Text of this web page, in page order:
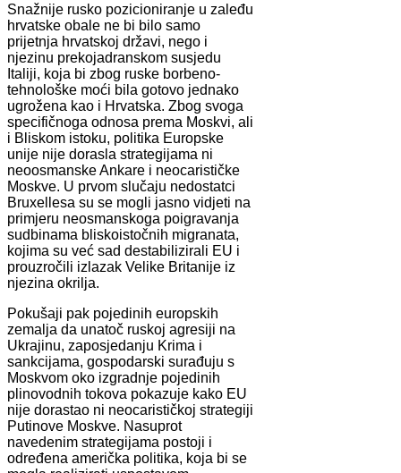
Snažnije rusko pozicioniranje u zaleđu
hrvatske obale ne bi bilo samo
prijetnja hrvatskoj državi, nego i
njezinu prekojadranskom susjedu
Italiji, koja bi zbog ruske borbeno-
tehnološke moći bila gotovo jednako
ugrožena kao i Hrvatska. Zbog svoga
specifičnoga odnosa prema Moskvi, ali
i Bliskom istoku, politika Europske
unije nije dorasla strategijama ni
neoosmanske Ankare i neocarističke
Moskve. U prvom slučaju nedostatci
Bruxellesa su se mogli jasno vidjeti na
primjeru neosmanskoga poigravanja
sudbinama bliskoistočnih migranata,
kojima su već sad destabilizirali EU i
prouzročili izlazak Velike Britanije iz
njezina okrilja.
Pokušaji pak pojedinih europskih
zemalja da unatoč ruskoj agresiji na
Ukrajinu, zaposjedanju Krima i
sankcijama, gospodarski surađuju s
Moskvom oko izgradnje pojedinih
plinovodnih tokova pokazuje kako EU
nije dorastao ni neocarističkoj strategiji
Putinove Moskve. Nasuprot
navedenim strategijama postoji i
određena američka politika, koja bi se